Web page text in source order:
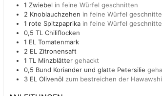
1 Zwiebel in feine Würfel geschnitten
2 Knoblauchzehen in feine Würfel
1 rote Spitzpaprika in feine Würfel
0,5 TL Chiliflocken
1 EL Tomatenmark
2 EL Zitronensaft
1 TL Minzblätter gehackt
0,5 Bund Koriander und glatte Petersilie
3 EL Olivenöl zum bestreichen der Hawawshi